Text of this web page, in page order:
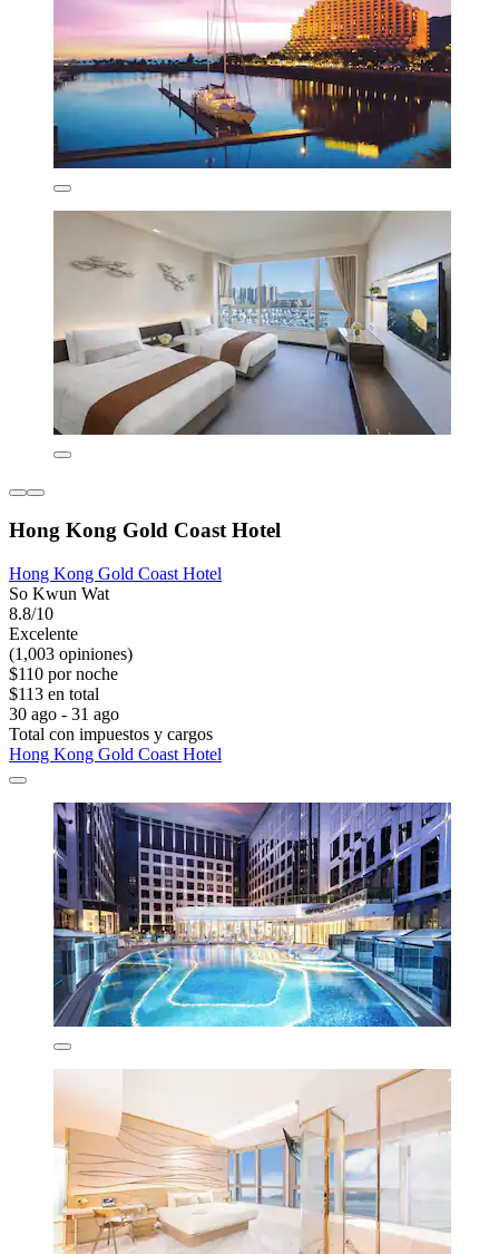
Hong Kong Gold Coast Hotel
Hong Kong Gold Coast Hotel
So Kwun Wat
8.8/10
Excelente
(1,003 opiniones)
$110 por noche
$113 en total
30 ago - 31 ago
Total con impuestos y cargos
Hong Kong Gold Coast Hotel